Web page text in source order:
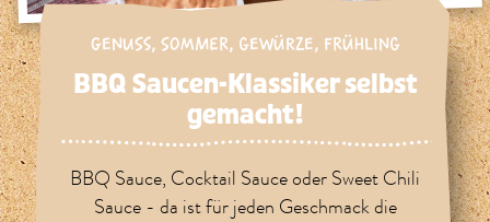
GENUSS, SOMMER, GEWÜRZE, FRÜHLING
BBQ Saucen-Klassiker selbst
gemacht!
BBQ Sauce, Cocktail Sauce oder Sweet Chili
Sauce - da ist für jeden Geschmack die